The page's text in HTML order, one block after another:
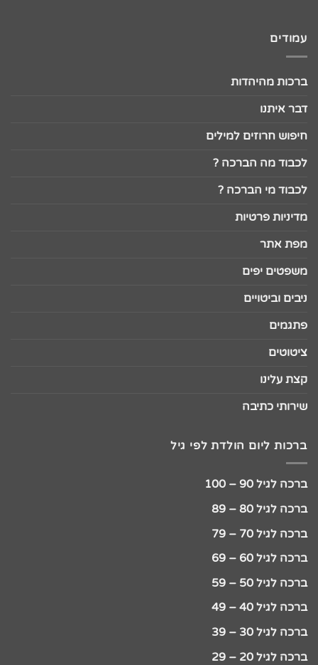
עמודים
ברכות מהיהדות
דבר איתנו
חיפוש חרוזים למילים
לכבוד מה הברכה ?
לכבוד מי הברכה ?
מדיניות פרטיות
מפת אתר
משפטים יפים
ניבים וביטויים
פתגמים
ציטוטים
קצת עלינו
שירותי כתיבה
ברכות ליום הולדת לפי גיל
ברכה לגיל 90 – 100
ברכה לגיל 80 – 89
ברכה לגיל 70 – 79
ברכה לגיל 60 – 69
ברכה לגיל 50 – 59
ברכה לגיל 40 – 49
ברכה לגיל 30 – 39
ברכה לגיל 20 – 29